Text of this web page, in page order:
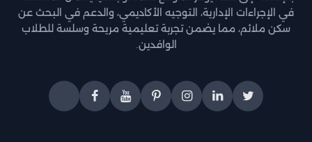
في الإجراءات الإدارية، التوجيه الأكاديمي، والدعم في البحث عن
سكن ملائم، مما يضمن تجربة تعليمية مريحة وسلسة للطلاب
الوافدين.